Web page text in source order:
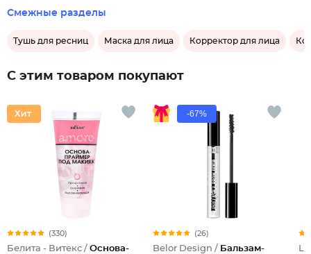
Смежные разделы
Тушь для ресниц Маска для лица Корректор для лица
С этим товаром покупают
(330)
Белита - Витекс / Основа-
-67%
(26)
Belor Design / Бальзам-